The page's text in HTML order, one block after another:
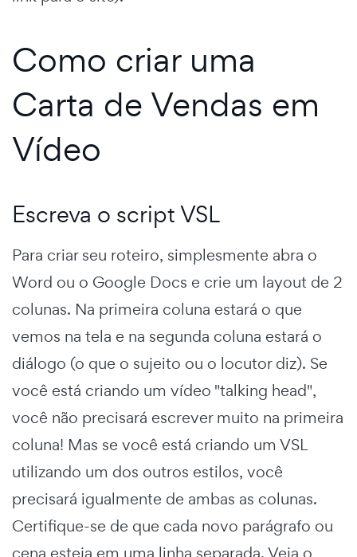
Como criar uma
Carta de Vendas em
Vídeo
Escreva o script VSL
Para criar seu roteiro, simplesmente abra o
Word ou o Google Docs e crie um layout de 2
colunas. Na primeira coluna estará o que
vemos na tela e na segunda coluna estará o
diálogo (o que o sujeito ou o locutor diz). Se
você está criando um vídeo "talking head",
você não precisará escrever muito na primeira
coluna! Mas se você está criando um VSL
utilizando um dos outros estilos, você
precisará igualmente de ambas as colunas.
Certifique-se de que cada novo parágrafo ou
cena esteja em uma linha separada. Veja o